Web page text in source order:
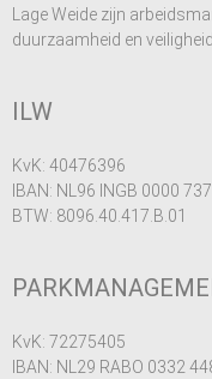
Lage Weide zijn
duurzaamheid en veiligheid.
ILW
KvK: 40476396
IBAN: NL96 INGB 0000
BTW: 8096.40.417.B.01
KvK: 72275405
IBAN: NL29 RABO 0332